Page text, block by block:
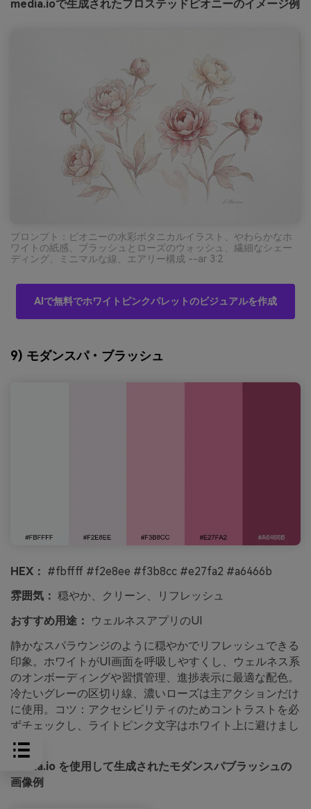
media.ioで生成されたフロステッドピオニーのイメージ例
プロンプト：ピオニーの水彩ボタニカルイラスト、やわらかなホ
ワイトの紙感、ブラッシュとローズのウォッシュ、繊細なシェー
ディング、ミニマルな線、エアリー構成 --ar 3:2
AIで無料でホワイトピンクパレットのビジュアルを作成
9) モダンスパ・ブラッシュ
HEX： #fbffff #f2e8ee #f3b8cc #e27fa2 #a6466b
雰囲気： 穏やか、クリーン、リフレッシュ
おすすめ用途：
ウェルネスアプリのUI
静かなスパラウンジのように穏やかでリフレッシュできる
印象。ホワイトがUI画面を呼吸しやすくし、ウェルネス系
のオンボーディングや習慣管理、進捗表示に最適な配色。
冷たいグレーの区切り線、濃いローズは主アクションだけ
に使用。コツ：アクセシビリティのためコントラストを必
ずチェックし、ライトピンク文字はホワイト上に避けまし
ょう。
media.io を使用して生成されたモダンスパブラッシュの
画像例